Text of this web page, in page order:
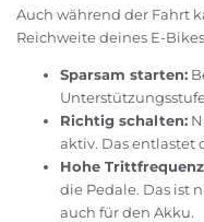
Auch während der Fahrt
Reichweite deines E-
Sparsam starten:
Richtig schalten:
aktiv. Das entlastet
Hohe
die Pedale. Das ist
auch für den Akku.